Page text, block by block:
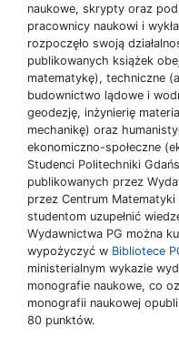
naukowe, skrypty oraz
pracownicy naukowi i
rozpoczęło swoją
publikowanych książek
matematykę), techniczne
budownictwo lądowe i
geodezję, inżynierię
mechanikę) oraz
ekonomiczno-społeczne
Studenci Politechniki
publikowanych przez
przez Centrum
studentom uzupełnić
Wydawnictwa PG można
wypożyczyć w Bibliotece
ministerialnym wykazie
monografie naukowe, co
monografii naukowej
80 punktów.